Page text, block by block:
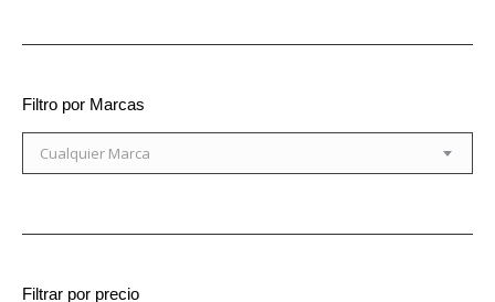
Filtro por Marcas
Cualquier Marca
Filtrar por precio